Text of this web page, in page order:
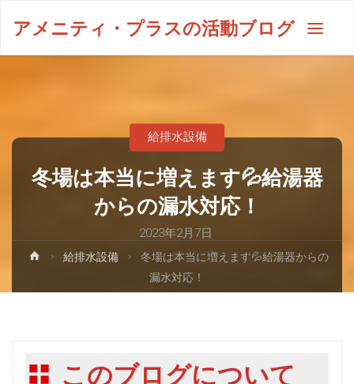
アメニティ・プラスの活動ブログ
冬場は本当に増えます💦給湯器
からの漏水対応！
2023年2月7日
給排水設備
給排水設備
冬場は本当に増えます💦給湯器からの
漏水対応！
このブログについて